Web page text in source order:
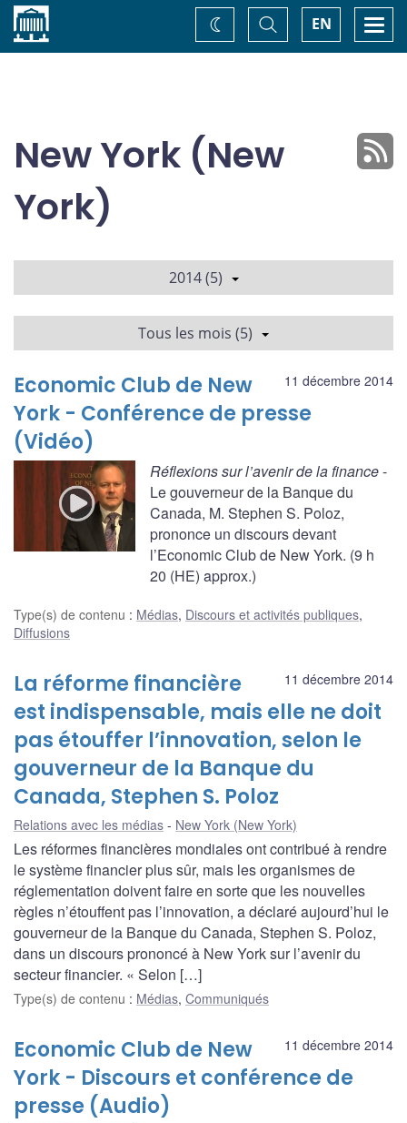
Accueil EN
Basculer
la
recherche
Changez
de
New York (New
York)
2014 (5)
Tous les mois (5)
11 décembre 2014
Economic Club de New
York - Conférence de presse
(Vidéo)
Réflexions sur l’avenir de la finance-
Le gouverneur de la Banque du
Canada, M. Stephen S. Poloz,
prononce un discours devant
l’Economic Club de New York. (9 h
20 (HE) approx.)
Type(s) de contenu : Médias, Discours et activités publiques,
Diffusions
11 décembre 2014
La réforme financière
est indispensable, mais elle ne doit
pas étouffer l’innovation, selon le
gouverneur de la Banque du
Canada, Stephen S. Poloz
Relations avec les médias New York (New York)
Les réformes financières mondiales ont contribué à rendre
le système financier plus sûr, mais les organismes de
réglementation doivent faire en sorte que les nouvelles
règles n’étouffent pas l’innovation, a déclaré aujourd’hui le
gouverneur de la Banque du Canada, Stephen S. Poloz,
dans un discours prononcé à New York sur l’avenir du
secteur financier. « Selon […]
Type(s) de contenu : Médias, Communiqués
11 décembre 2014
Economic Club de New
York - Discours et conférence de
presse (Audio)